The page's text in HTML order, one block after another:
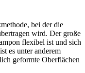
bei der die
wird. Der große
flexibel ist und sich
es unter anderem
geformte Oberflächen